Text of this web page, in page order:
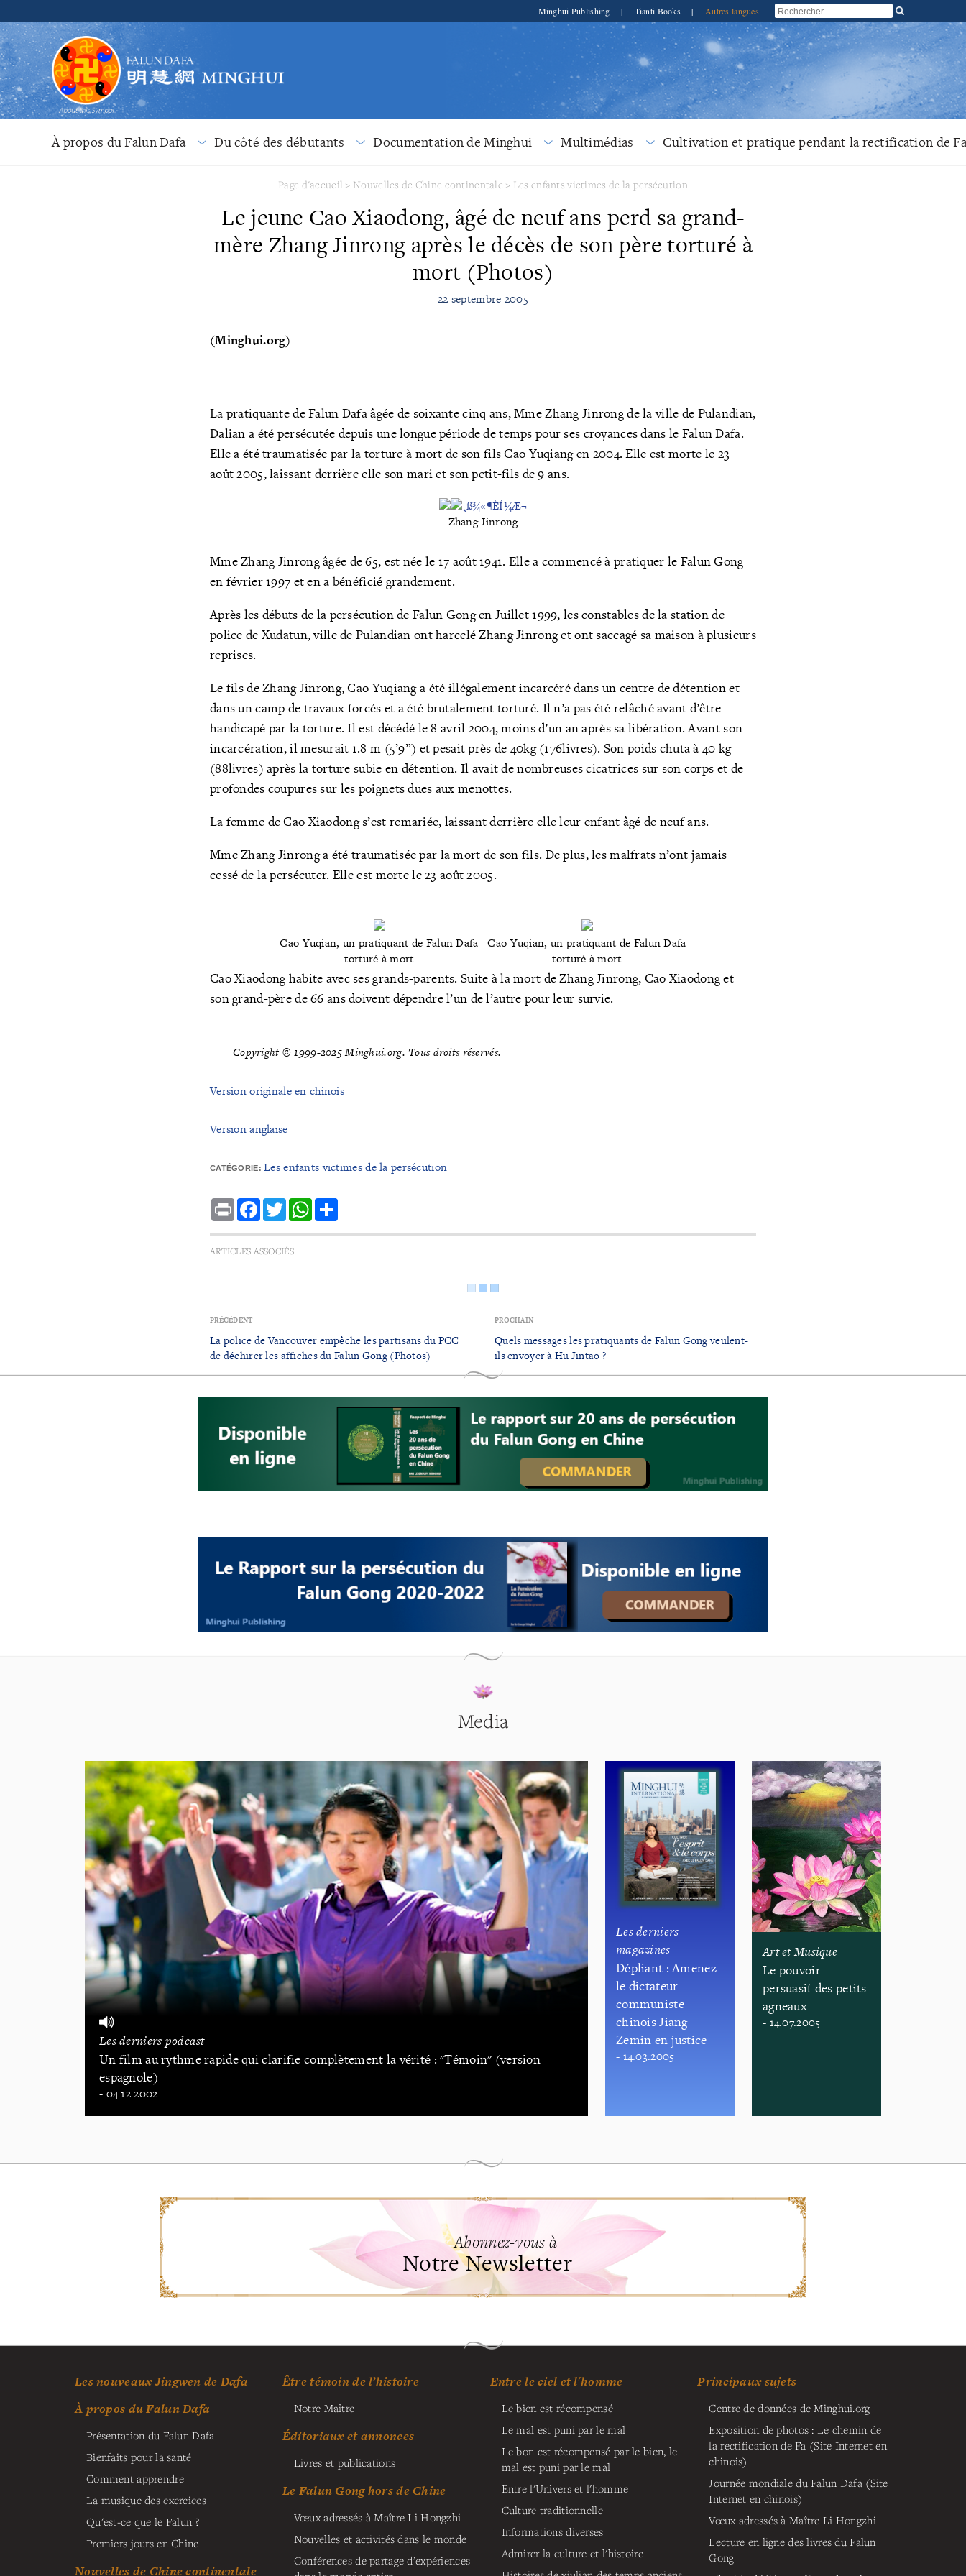
Minghui Publishing | Tianti Books | Autres langues
À propos du Falun Dafa Du côté des débutants Documentation de Minghui Multimédias Cultivation et pratique pendant la rectification de
Page d'accueil > Nouvelles de Chine continentale > Les enfants victimes de la persécution
Le jeune Cao Xiaodong, âgé de neuf ans perd sa grand-
mère Zhang Jinrong après le décès de son père torturé à
mort (Photos)
22 septembre 2005
(Minghui.org)
La pratiquante de Falun Dafa âgée de soixante cinq ans, Mme Zhang Jinrong de la ville de Pulandian,
Dalian a été persécutée depuis une longue période de temps pour ses croyances dans le Falun Dafa.
Elle a été traumatisée par la torture à mort de son fils Cao Yuqiang en 2004. Elle est morte le 23
août 2005, laissant derrière elle son mari et son petit-fils de 9 ans.
Zhang Jinrong
Mme Zhang Jinrong âgée de 65, est née le 17 août 1941. Elle a commencé à pratiquer le Falun Gong
en février 1997 et en a bénéficié grandement.
Après les débuts de la persécution de Falun Gong en Juillet 1999, les constables de la station de
police de Xudatun, ville de Pulandian ont harcelé Zhang Jinrong et ont saccagé sa maison à plusieurs
reprises.
Le fils de Zhang Jinrong, Cao Yuqiang a été illégalement incarcéré dans un centre de détention et
dans un camp de travaux forcés et a été brutalement torturé. Il n’a pas été relâché avant d’être
handicapé par la torture. Il est décédé le 8 avril 2004, moins d’un an après sa libération. Avant son
incarcération, il mesurait 1.8 m (5’9”) et pesait près de 40kg (176livres). Son poids chuta à 40 kg
(88livres) après la torture subie en détention. Il avait de nombreuses cicatrices sur son corps et de
profondes coupures sur les poignets dues aux menottes.
La femme de Cao Xiaodong s’est remariée, laissant derrière elle leur enfant âgé de neuf ans.
Mme Zhang Jinrong a été traumatisée par la mort de son fils. De plus, les malfrats n’ont jamais
cessé de la persécuter. Elle est morte le 23 août 2005.
Cao Yuqian, un pratiquant de Falun Dafa
torturé à mort
Cao Yuqian, un pratiquant de Falun Dafa
torturé à mort
Cao Xiaodong habite avec ses grands-parents. Suite à la mort de Zhang Jinrong, Cao Xiaodong et
son grand-père de 66 ans doivent dépendre l’un de l’autre pour leur survie.
Copyright © 1999-2025 Minghui.org. Tous droits réservés.
Version originale en chinois
Version anglaise
CATÉGORIE: Les enfants victimes de la persécution
Print Facebook
TwitterWhatsApp
ARTICLES ASSOCIÉS
PRÉCÉDENT
La police de Vancouver empêche les partisans du PCC
de déchirer les affiches du Falun Gong (Photos)
PROCHAIN
Quels messages les pratiquants de Falun Gong veulent-
ils envoyer à Hu Jintao ?
Media
Les derniers podcast
Un film au rythme rapide qui clarifie complètement la vérité : "Témoin" (version
espagnole)
- 04.12.2002
Les derniers
magazines
Dépliant : Amenez
le dictateur
communiste
chinois Jiang
Zemin en justice
- 14.03.2005
Art et Musique
Le pouvoir
persuasif des petits
agneaux
- 14.07.2005
Abonnez-vous à
Notre Newsletter
Les nouveaux Jingwen de Dafa
À propos du Falun Dafa
Présentation du Falun Dafa
Bienfaits pour la santé
Comment apprendre
La musique des exercices
Qu'est-ce que le Falun ?
Premiers jours en Chine
Nouvelles de Chine continentale
Être témoin de l’histoire
Notre Maître
Éditoriaux et annonces
Livres et publications
Le Falun Gong hors de Chine
Vœux adressés à Maître Li Hongzhi
Nouvelles et activités dans le monde
Conférences de partage d’expériences
Entre le ciel et l'homme
Le bien est récompensé
Le mal est puni par le mal
Le bon est récompensé par le bien, le
mal est puni par le mal
Entre l'Univers et l'homme
Culture traditionnelle
Informations diverses
Admirer la culture et l'histoire
Principaux sujets
Centre de données de Minghui.org
Exposition de photos : Le chemin de
la rectification de Fa (Site Internet en
chinois)
Journée mondiale du Falun Dafa (Site
Internet en chinois)
Vœux adressés à Maître Li Hongzhi
Lecture en ligne des livres du Falun
Gong